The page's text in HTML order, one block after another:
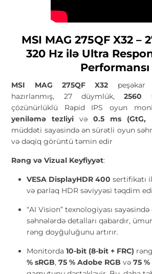
MSI MAG 275QF X32 –
320 Hz ilə Ultra
Performansı
MSI MAG 275QF X32 peşəkar
hazırlanmış, 27 düymlük, 2560
çözünürlüklü Rapid IPS oyun
yeniləmə tezliyi və0.5 ms (GtG,
müddəti sayəsində ən sürətli oyun
və dəqiq görüntü təmin edir
Rəng və Vizual Keyfiyyət:
VESA DisplayHDR 400 sertifikatı
və parlaq HDR səviyyəsi təqdim
“AI Vision” texnologiyası sayəsində
səhnələrdə detalları qabardır,
rəng doyğuluğunu artırır.
Monitorda10-bit (8-bit + FRC)
% sRGB,75 % Adobe RGB və75